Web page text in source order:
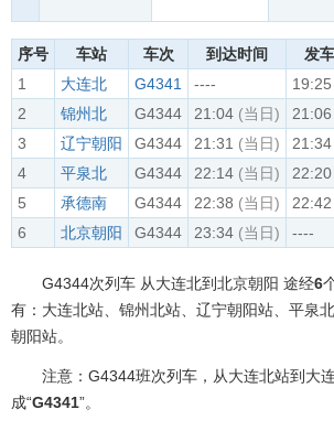
序号 车站 车次 到达时间 发
1
大连北 G4341 ---- 19:25
2
锦州北 G4344 21:04 (当日) 21:06
3
辽宁朝阳 G4344 21:31 (当日) 21:34
4
平泉北 G4344 22:14 (当日) 22:20
5
承德南 G4344 22:38 (当日) 22:42
6
北京朝阳 G4344 23:34 (当日) ----
G4344次列车 从大连北到北京朝阳 途经6
有：大连北站、锦州北站、辽宁朝阳站、平泉
朝阳站。
注意：G4344班次列车，从大连北站到大
成“G4341”。